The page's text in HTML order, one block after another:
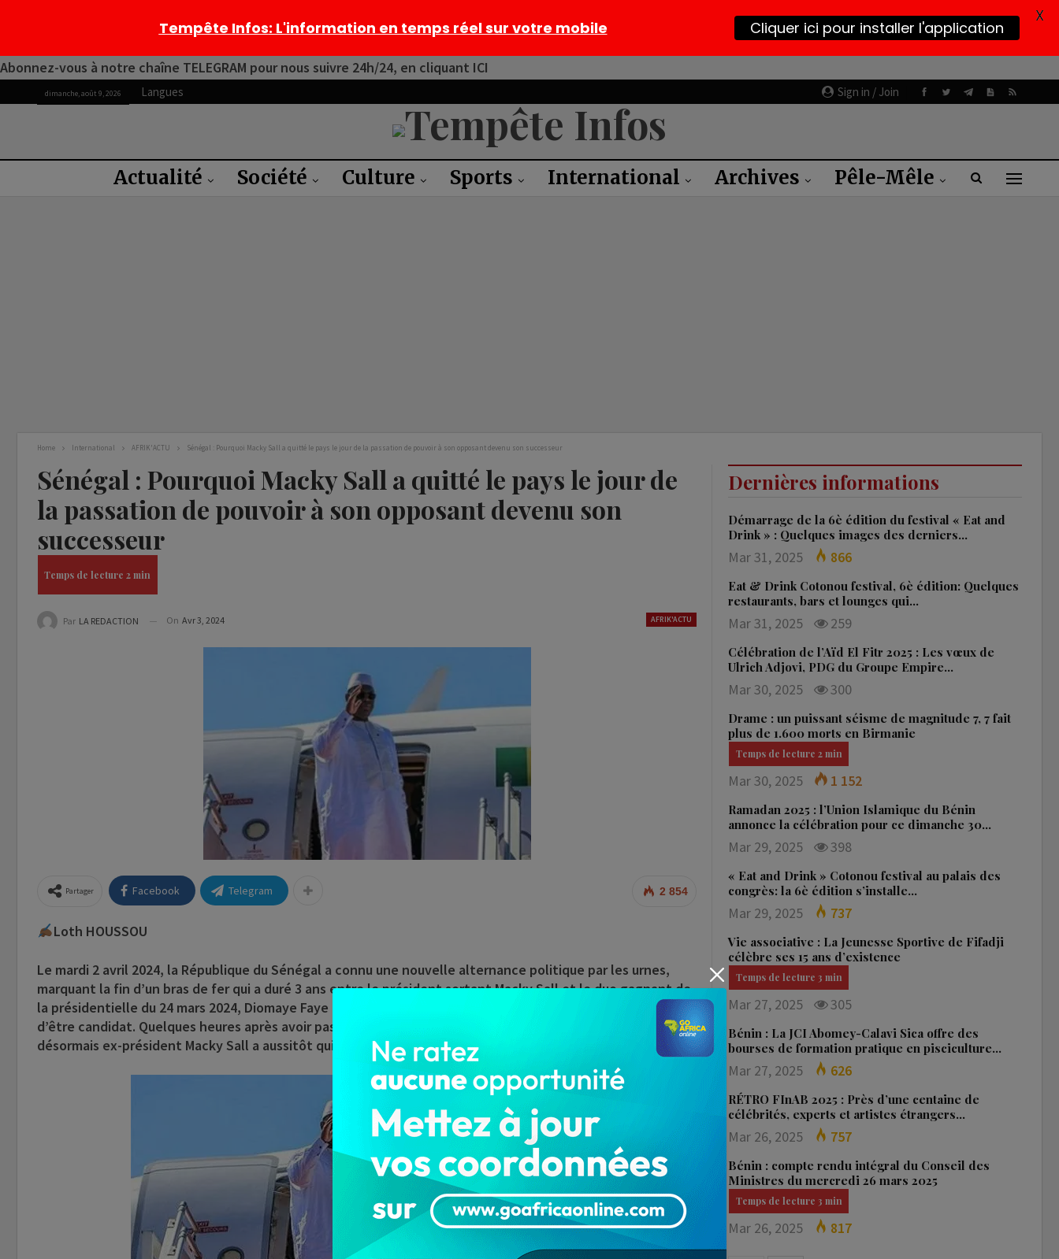
Abonnez-vous à notre chaîne TELEGRAM pour nous suivre 24h/24, en cliquant ICI
Sign in / Join
dimanche, août 9, 2026 Langues
Actualité Société Culture Sports International Archives Pêle-Mêle
Home International AFRIK'ACTU Sénégal : Pourquoi Macky Sall a quitté le pays le jour de la passation de pouvoir à son opposant devenu son successeur
Sénégal : Pourquoi Macky Sall a quitté le pays le jour de
la passation de pouvoir à son opposant devenu son
successeur
AFRIK'ACTU
Par LA REDACTION On Avr 3, 2024
2 854
Partager Facebook Telegram
Loth HOUSSOU
Le mardi 2 avril 2024, la République du Sénégal a connu une nouvelle alternance politique par les urnes,
marquant la fin d’un bras de fer qui a duré 3 ans entre le président sortant Macky Sall et le duo gagnant de
la présidentielle du 24 mars 2024, Diomaye Faye et le leader de l’opposition Ousmane Sonko, empêché
d’être candidat. Quelques heures après avoir passé le pouvoir à son successeur Bassirou Diomaye Faye, le
désormais ex-président Macky Sall a aussitôt quitté le pays.
Dernières informations
Démarrage de la 6è édition du festival « Eat and
Drink » : Quelques images des derniers…
Mar 31, 2025 866
Eat & Drink Cotonou festival, 6è édition: Quelques
restaurants, bars et lounges qui…
Mar 31, 2025 259
Célébration de l’Aïd El Fitr 2025 : Les vœux de
Ulrich Adjovi, PDG du Groupe Empire…
Mar 30, 2025 300
Drame : un puissant séisme de magnitude 7, 7 fait
plus de 1.600 morts en Birmanie
Mar 30, 2025 1 152
Ramadan 2025 : l’Union Islamique du Bénin
annonce la célébration pour ce dimanche 30…
Mar 29, 2025 398
« Eat and Drink » Cotonou festival au palais des
congrès: la 6è édition s’installe…
Mar 29, 2025 737
Vie associative : La Jeunesse Sportive de Fifadji
célèbre ses 15 ans d’existence
Mar 27, 2025 305
Bénin : La JCI Abomey-Calavi Sica offre des
bourses de formation pratique en pisciculture…
Mar 27, 2025 626
RÉTRO FInAB 2025 : Près d’une centaine de
célébrités, experts et artistes étrangers…
Mar 26, 2025 757
Bénin : compte rendu intégral du Conseil des
Ministres du mercredi 26 mars 2025
Mar 26, 2025 817
Tempête Infos: L'information en temps réel sur votre mobile Cliquer ici pour installer l'application X